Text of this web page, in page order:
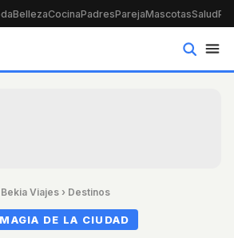
BellezaCocinaPadresParejaMascotasSalud
Bekia Viajes› Destinos
DE LA CIUDAD